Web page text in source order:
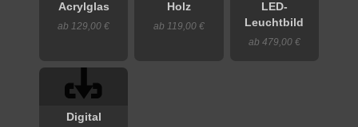
Acrylglas
ab 129,00 €
Holz
ab 119,00 €
LED-
Leuchtbild
ab 479,00 €
Digital